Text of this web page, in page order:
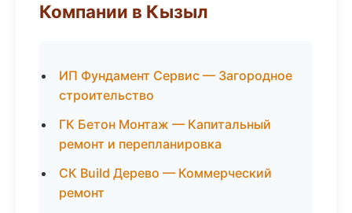
Компании в Кызыл
ИП Фундамент Сервис — Загородное
строительство
ГК Бетон Монтаж — Капитальный
ремонт и перепланировка
СК Build Дерево — Коммерческий
ремонт